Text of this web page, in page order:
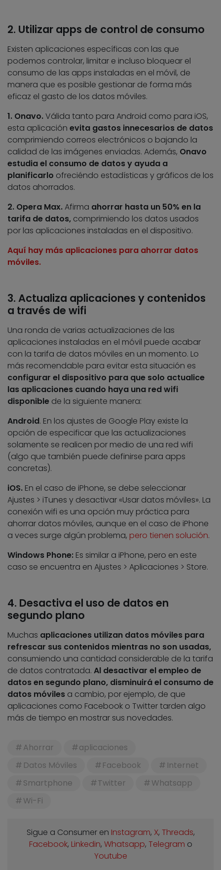
2. Utilizar apps de control de consumo
Existen aplicaciones específicas con las que
podemos controlar, limitar e incluso bloquear el
consumo de las apps instaladas en el móvil, de
manera que es posible gestionar de forma más
eficaz el gasto de los datos móviles.
1. Onavo.Válida tanto para Android como para iOS,
esta aplicación evita gastos innecesarios de datos
comprimiendo correos electrónicos o bajando la
calidad de las imágenes enviadas. Además, Onavo
estudia el consumo de datos y ayuda a
planificarlo ofreciéndo estadísticas y gráficos de los
datos ahorrados.
2. Opera Max.Afirma ahorrar hasta un 50% en la
tarifa de datos, comprimiendo los datos usados
por las aplicaciones instaladas en el dispositivo.
Aquí hay más aplicaciones para ahorrar datos
móviles.
3. Actualiza aplicaciones y contenidos
a través de wifi
Una ronda de varias actualizaciones de las
aplicaciones instaladas en el móvil puede acabar
con la tarifa de datos móviles en un momento. Lo
más recomendable para evitar esta situación es
configurar el dispositivo para que solo actualice
las aplicaciones cuando haya una red wifi
disponible de la siguiente manera:
Android. En los ajustes de Google Play existe la
opción de especificar que las actualizaciones
solamente se realicen por medio de una red wifi
(algo que también puede definirse para apps
concretas).
iOS. En el caso de iPhone, se debe seleccionar
Ajustes > iTunes y desactivar «Usar datos móviles». La
conexión wifi es una opción muy práctica para
ahorrar datos móviles, aunque en el caso de iPhone
a veces surge algún problema, pero tienen solución.
Windows Phone: Es similar a iPhone, pero en este
caso se encuentra en Ajustes > Aplicaciones > Store.
4. Desactiva el uso de datos en
segundo plano
Muchas aplicaciones utilizan datos móviles para
refrescar sus contenidos mientras no son usadas,
consumiendo una cantidad considerable de la tarifa
de datos contratada. Al desactivar el empleo de
datos en segundo plano, disminuirá el consumo de
datos móviles a cambio, por ejemplo, de que
aplicaciones como Facebook o Twitter tarden algo
más de tiempo en mostrar sus novedades.
Ahorrar
aplicaciones
Datos Móviles
Facebook
Internet
Smartphone
Twitter
Whatsapp
Wi-Fi
Sigue a Consumer en Instagram, X, Threads,
Facebook, Linkedin, Whatsapp, Telegram o
Youtube